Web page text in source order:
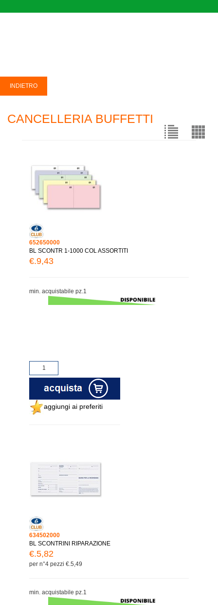
CANCELLERIA BUFFETTI
652650000
BL SCONTR 1-1000 COL ASSORTITI
€.9,43
min. acquistabile pz.1
aggiungi ai preferiti
634502000
BL SCONTRINI RIPARAZIONE
€.5,82
per n°4 pezzi €.5,49
min. acquistabile pz.1